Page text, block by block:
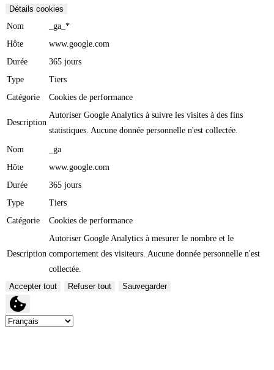
Détails cookies
Nom
_ga_*
Hôte
www.google.com
Durée
365 jours
Type
Tiers
Catégorie
Cookies de performance
Description
Autoriser Google Analytics à suivre les visites à des fins
statistiques. Aucune donnée personnelle n'est collectée.
Nom
_ga
Hôte
www.google.com
Durée
365 jours
Type
Tiers
Catégorie
Cookies de performance
Description
Autoriser Google Analytics à mesurer le nombre et le
comportement des visiteurs. Aucune donnée personnelle n'est
collectée.
Accepter tout
Refuser tout Sauvegarder